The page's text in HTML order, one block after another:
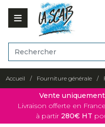
Accueil Fourniture générale
Vente
Livraison offerte en
à partir 280€ HT